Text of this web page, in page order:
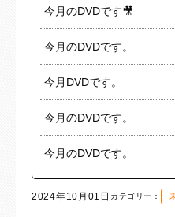
今月のDVDです🎥
今月のDVDです。
今月DVDです。
今月のDVDです。
今月のDVDです。
2024年10月01日 カテゴリー：